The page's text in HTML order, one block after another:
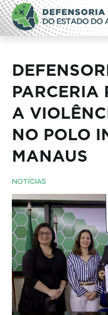
Pular
para
o
conteúdo
Defensoria
Amazonas
PARCERIA
A
NO POLO
MANAUS
NOTÍCIAS